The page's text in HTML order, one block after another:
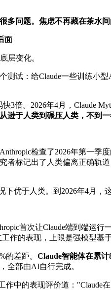
多问题。焦虑不再藏在茶水
面
层变化。
测试：给Claude一些训练
快3倍。2026年4月，Claude
逊于人类到碾压人类，不到一
检查了2026年第一季
者标记出了人类偏离正确轨
下优于人类。到2026年4月
首次让Claude端到端运
作的表现，上限是强模型基
的差距。 Claude智能体在累计
全部由AI自行完成。
作中的表现评价道：